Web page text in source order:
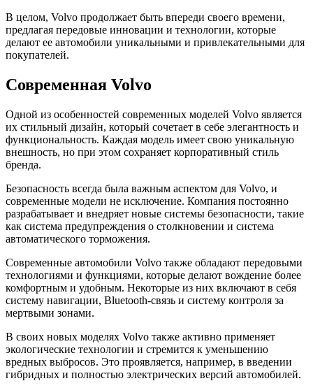
В целом, Volvo продолжает быть впереди своего времени,
предлагая передовые инновации и технологии, которые
делают ее автомобили уникальными и привлекательными для
покупателей.
Современная Volvo
Одной из особенностей современных моделей Volvo является
их стильный дизайн, который сочетает в себе элегантность и
функциональность. Каждая модель имеет свою уникальную
внешность, но при этом сохраняет корпоративный стиль
бренда.
Безопасность всегда была важным аспектом для Volvo, и
современные модели не исключение. Компания постоянно
разрабатывает и внедряет новые системы безопасности, такие
как система предупреждения о столкновении и система
автоматического торможения.
Современные автомобили Volvo также обладают передовыми
технологиями и функциями, которые делают вождение более
комфортным и удобным. Некоторые из них включают в себя
систему навигации, Bluetooth-связь и систему контроля за
мертвыми зонами.
В своих новых моделях Volvo также активно применяет
экологические технологии и стремится к уменьшению
вредных выбросов. Это проявляется, например, в введении
гибридных и полностью электрических версий автомобилей.